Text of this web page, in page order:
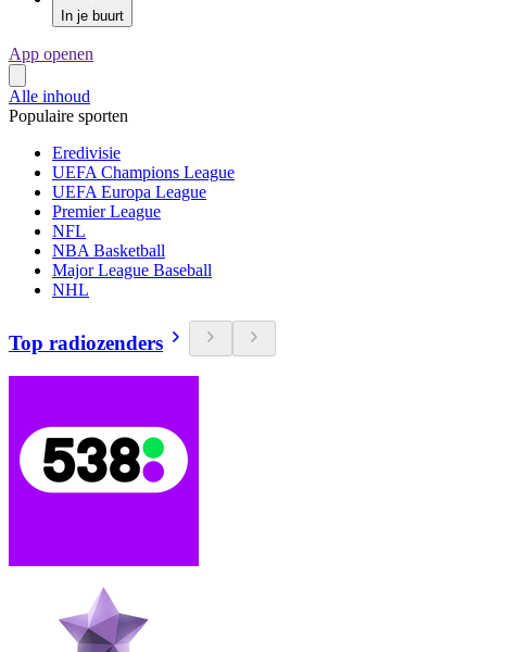
In je buurt
App openen
Alle inhoud
Populaire sporten
Eredivisie
UEFA Champions League
UEFA Europa League
Premier League
NFL
NBA Basketball
Major League Baseball
NHL
Top radiozenders